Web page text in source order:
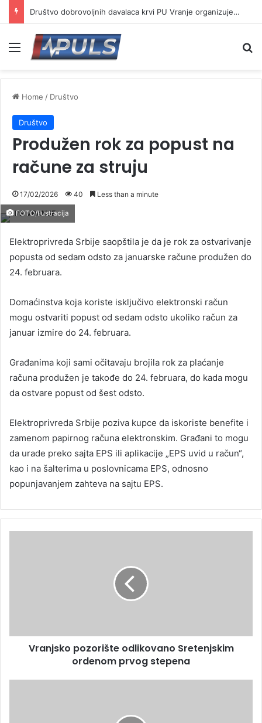
Društvo dobrovoljnih davalaca krvi PU Vranje organizuje akciju na Besnoj kobili
Menu
Home / Društvo
Društvo
Produžen rok za popust na
račune za struju
17/02/2026 40 Less than a minute
FOTO/Ilustracija
Elektroprivreda Srbije saopštila je da je rok za ostvarivanje
popusta od sedam odsto za januarske račune produžen do
24. februara.
Domaćinstva koja koriste isključivo elektronski račun
mogu ostvariti popust od sedam odsto ukoliko račun za
januar izmire do 24. februara.
Građanima koji sami očitavaju brojila rok za plaćanje
računa produžen je takođe do 24. februara, do kada mogu
da ostvare popust od šest odsto.
Elektroprivreda Srbije poziva kupce da iskoriste benefite i
zamenom papirnog računa elektronskim. Građani to mogu
da urade preko sajta EPS ili aplikacije „EPS uvid u račun“,
kao i na šalterima u poslovnicama EPS, odnosno
popunjavanjem zahteva na sajtu EPS.
Vranjsko pozorište odlikovano Sretenjskim
ordenom prvog stepena